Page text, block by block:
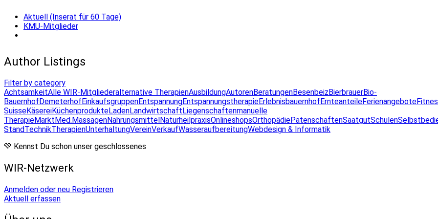
Aktuell (Inserat für 60 Tage)
KMU-Mitglieder
Author Listings
Filter by category
AchtsamkeitAlle WIR-Mitgliederalternative TherapienAusbildungAutorenBeratungenBesenbeizBierbrauerBio-
BauernhofDemeterhofEinkaufsgruppenEntspannungEntspannungstherapieErlebnisbauernhofErnteanteileFerienangebote
SuisseKäsereiKüchenprodukteLadenLandwirtschaftLiegenschaftenmanuelle
TherapieMarktMed.MassagenNahrungsmittelNaturheilpraxisOnlineshopsOrthopädiePatenschaftenSaatgutSchulen
StandTechnikTherapienUnterhaltungVereinVerkaufWasseraufbereitungWebdesign & Informatik
💚 Kennst Du schon unser geschlossenes
WIR-Netzwerk
Anmelden oder neu Registrieren
Aktuell erfassen